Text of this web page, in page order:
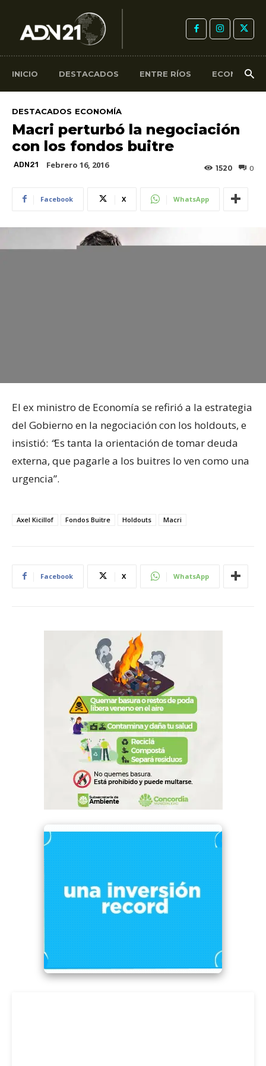
INICIO DESTACADOS ENTRE RÍOS ECONOMÍA
DESTACADOS ECONOMÍA
Macri perturbó la negociación
con los fondos buitre
ADN21 Febrero 16, 2016 0
1520
Facebook X WhatsApp
El ex ministro de Economía se refirió a la estrategia
del Gobierno en la negociación con los holdouts, e
insistió: “Es tanta la orientación de tomar deuda
externa, que pagarle a los buitres lo ven como una
urgencia”.
Axel Kicillof Fondos Buitre Holdouts Macri
Facebook X WhatsApp